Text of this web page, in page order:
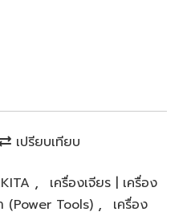
เปรียบเทียบ
,
เครื่องเจียร | เครื่อง
(Power Tools) ,
เครื่อง